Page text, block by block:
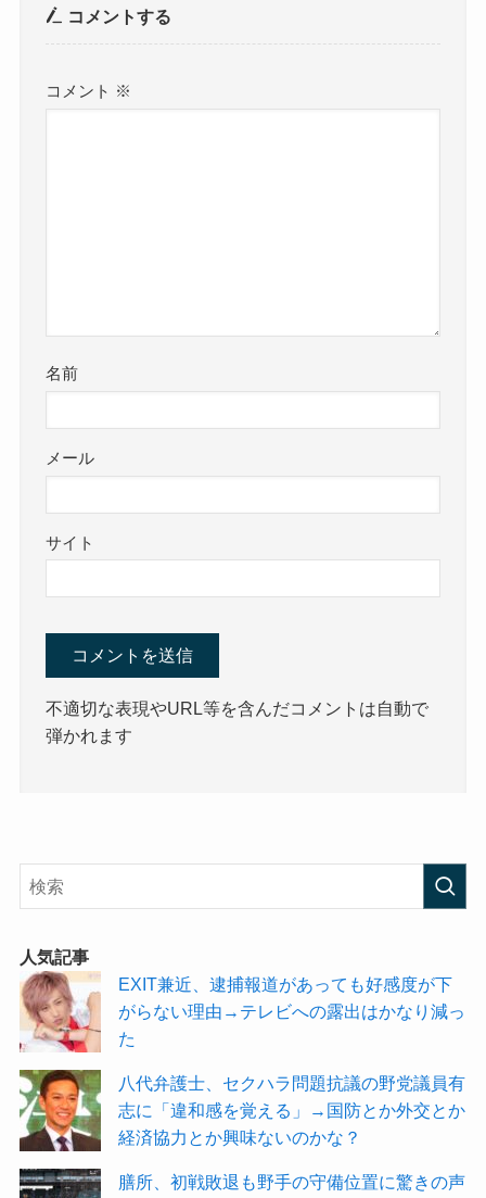
コメントする
コメント ※
名前
メール
サイト
不適切な表現やURL等を含んだコメントは自動で
弾かれます
人気記事
EXIT兼近、逮捕報道があっても好感度が下
がらない理由→テレビへの露出はかなり減っ
た
八代弁護士、セクハラ問題抗議の野党議員有
志に「違和感を覚える」→国防とか外交とか
経済協力とか興味ないのかな？
膳所、初戦敗退も野手の守備位置に驚きの声